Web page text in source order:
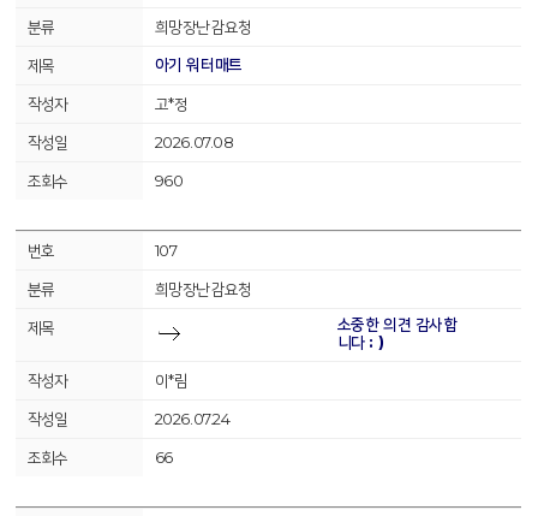
희망장난감요청
아기 워터매트
고*정
2026.07.08
960
107
희망장난감요청
소중한 의견 감사합
니다 : )
이*림
2026.07.24
66